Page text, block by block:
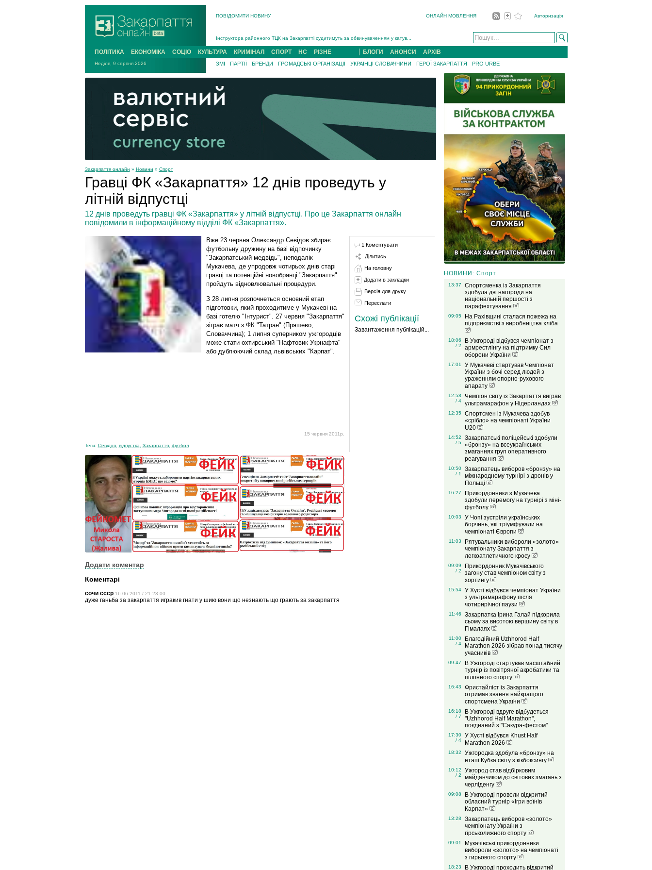
ПОВІДОМИТИ НОВИНУ ОНЛАЙН МОВЛЕННЯ Авторизація
Інструктора районного ТЦК на Закарпатті судитимуть за обвинуваченням у катув...
В Ужгороді попрощаються із полеглим на війні з росією захисником Володимиром Йор�...
В Ужгороді 5 серпня попрощаються із захисником Богданом Югасом, який два роки �...
Підтвердили загибель захисника із Нанкова на Хустщині Юліана Гербея (ФОТО)[/gree...
На війні з рф поліг військовий з Виноградова Ігнат Роздяловський (ФОТО)...
На війні загинув 26-річний військовий із Чинадійова на Мукачівщині �...
ПОЛІТИКА ЕКОНОМІКА СОЦІО КУЛЬТУРА КРИМІНАЛ СПОРТ НС РІЗНЕ БЛОГИ АНОНСИ АРХІВ
Неділя, 9 серпня 2026 ЗМІ ПАРТІЇ БРЕНДИ ГРОМАДСЬКІ ОРГАНІЗАЦІЇ УКРАЇНЦІ СЛОВАЧЧИНИ ГЕРОЇ ЗАКАРПАТТЯ PRO URBE
Закарпаття онлайн » Новини » Спорт
Гравці ФК «Закарпаття» 12 днів проведуть у
літній відпустці
12 днів проведуть гравці ФК «Закарпаття» у літній відпустці. Про це Закарпаття онлайн
повідомили в інформаційному відділі ФК «Закарпаття».
Вже 23 червня Олександр Севідов збирає
футбольну дружину на базі відпочинку
"Закарпатський медвідь", неподалік
Мукачева, де упродовж чотирьох днів старі
гравці та потенційні новобранці "Закарпаття"
пройдуть відновлювальні процедури.
З 28 липня розпочнеться основний етап
підготовки, який проходитиме у Мукачеві на
базі готелю "Інтурист". 27 червня "Закарпаття"
зіграє матч з ФК "Татран" (Пряшево,
Словаччина); 1 липня суперником ужгородців
може стати охтирський "Нафтовик-Укрнафта"
або дублюючий склад львівських "Карпат".
15 червня 2011р.
Теги: Севідов, відпустка Закарпаття, футбол
Додати коментар
Коментарі
сочи ссср 16.06.2011 / 21:23:00
дуже ганьба за закарпаття игракив гнати у шию вони що незнають що грають за закарпаття
1 Коментувати
Ділитись
На головну
Додати в закладки
Версія для друку
Переслати
Схожі публікації
Завантаження публікацій...
НОВИНИ: Спорт
13:37
Спортсменка із Закарпаття
здобула дві нагороди на
національній першості з
парафехтування
09:05
На Рахівщині сталася пожежа на
підприємстві з виробництва хліба
18:06
/ 2
В Ужгороді відбувся чемпіонат з
армрестлінгу на підтримку Сил
оборони України
17:01
У Мукачеві стартував Чемпіонат
України з бочі серед людей з
ураженням опорно-рухового
апарату
12:58
/ 4
Чемпіон світу із Закарпаття виграв
ультрамарафон у Нідерландах
12:35
Спортсмен із Мукачева здобув
«срібло» на чемпіонаті України
U20
14:52
/ 5
Закарпатські поліцейські здобули
«бронзу» на всеукраїнських
змаганнях груп оперативного
реагування
10:50
/ 1
Закарпатець виборов «бронзу» на
міжнародному турнірі з дронів у
Польщі
16:27
Прикордонники з Мукачева
здобули перемогу на турнірі з міні-
футболу
10:03
У Чопі зустріли українських
борчинь, які тріумфували на
чемпіонаті Європи
11:03
Рятувальники вибороли «золото»
чемпіонату Закарпаття з
легкоатлетичного кросу
09:09
/ 2
Прикордонник Мукачівського
загону став чемпіоном світу з
хортингу
15:54
У Хусті відбувся чемпіонат України
з ультрамарафону після
чотирирічної паузи
11:46
Закарпатка Ірина Галай підкорила
сьому за висотою вершину світу в
Гімалаях
11:00
/ 4
Благодійний Uzhhorod Half
Marathon 2026 зібрав понад тисячу
учасників
09:47
В Ужгороді стартував масштабний
турнір із повітряної акробатики та
пілонного спорту
16:43
Фристайліст із Закарпаття
отримав звання найкращого
спортсмена України
16:18
/ 7
В Ужгороді вдруге відбудеться
"Uzhhorod Half Marathon",
поєднаний з "Сакура-фестом"
17:30
/ 4
У Хусті відбувся Khust Half
Marathon 2026
18:32
Ужгородка здобула «бронзу» на
етапі Кубка світу з кікбоксингу
10:12
/ 2
Ужгород став відбірковим
майданчиком до світових змагань з
черліденгу
09:08
В Ужгороді провели відкритий
обласний турнір «Ігри воїнів
Карпат»
13:28
Закарпатець виборов «золото»
чемпіонату України з
гірськолижного спорту
09:01
Мукачівські прикордонники
вибороли «золото» на чемпіонаті
з гирьового спорту
18:23
В Ужгороді проходить відкритий